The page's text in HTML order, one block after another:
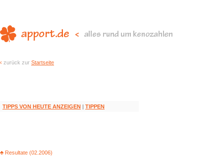
‹ zurück zur Startseite
TIPPS VON HEUTE ANZEIGEN | TIPPEN
♣ Resultate (02.2006)